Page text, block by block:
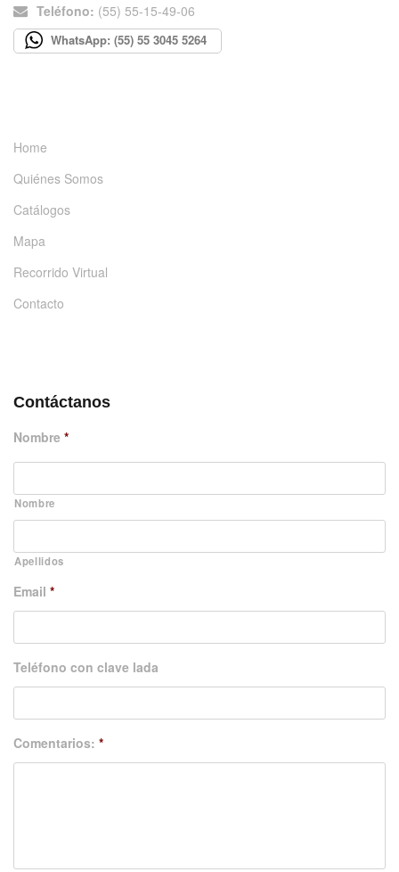
Teléfono: (55) 55-15-49-06
WhatsApp: (55) 55 3045 5264
Home
Quiénes Somos
Catálogos
Mapa
Recorrido Virtual
Contacto
Contáctanos
Nombre *
Nombre
Apellidos
Email *
Teléfono con clave lada
Comentarios: *